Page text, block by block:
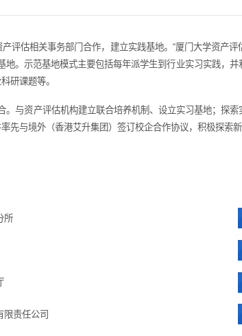
评估相关事务部门合作，建立实践基地。“厦门大学资产评
。示范基地模式主要包括每年派学生到行业实习实践，
研课题等。
与资产评估机构建立联合培养机制、设立实习基地；探
先与境外（香港艾升集团）签订校企合作协议，积极探索新
所
责任公司